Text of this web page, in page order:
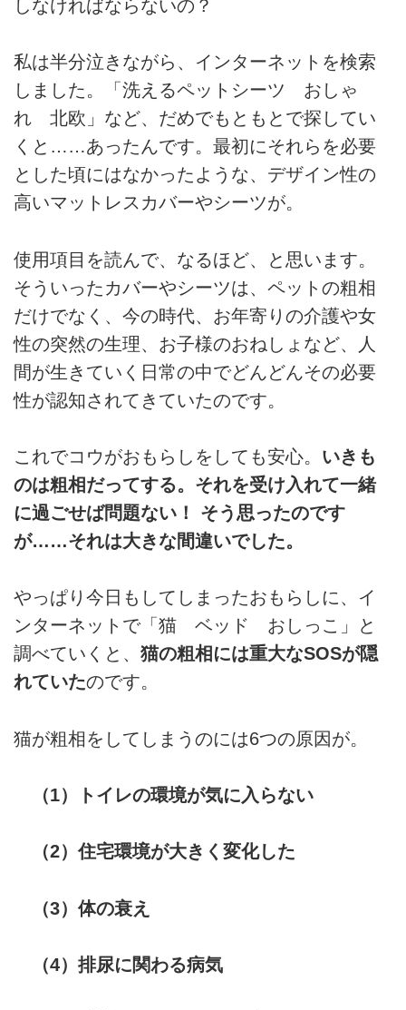
しなければならないの？
私は半分泣きながら、インターネットを検索
しました。「洗えるペットシーツ おしゃ
れ 北欧」など、だめでもともとで探してい
くと……あったんです。最初にそれらを必要
とした頃にはなかったような、デザイン性の
高いマットレスカバーやシーツが。
使用項目を読んで、なるほど、と思います。
そういったカバーやシーツは、ペットの粗相
だけでなく、今の時代、お年寄りの介護や女
性の突然の生理、お子様のおねしょなど、人
間が生きていく日常の中でどんどんその必要
性が認知されてきていたのです。
これでコウがおもらしをしても安心。 いきも
のは粗相だってする。それを受け入れて一緒
に過ごせば問題ない！ そう思ったのです
が……それは大きな間違いでした。
やっぱり今日もしてしまったおもらしに、イ
ンターネットで「猫 ベッド おしっこ」と
調べていくと、 猫の粗相には重大なSOSが隠
れていたのです。
猫が粗相をしてしまうのには6つの原因が。
（1）トイレの環境が気に入らない
（2）住宅環境が大きく変化した
（3）体の衰え
（4）排尿に関わる病気